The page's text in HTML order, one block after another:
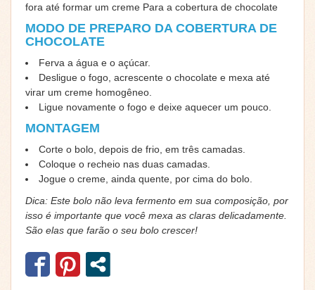
fora até formar um creme Para a cobertura de chocolate
MODO DE PREPARO DA COBERTURA DE
CHOCOLATE
Ferva a água e o açúcar.
Desligue o fogo, acrescente o chocolate e mexa até
virar um creme homogêneo.
Ligue novamente o fogo e deixe aquecer um pouco.
MONTAGEM
Corte o bolo, depois de frio, em três camadas.
Coloque o recheio nas duas camadas.
Jogue o creme, ainda quente, por cima do bolo.
Dica: Este bolo não leva fermento em sua composição, por
isso é importante que você mexa as claras delicadamente.
São elas que farão o seu bolo crescer!